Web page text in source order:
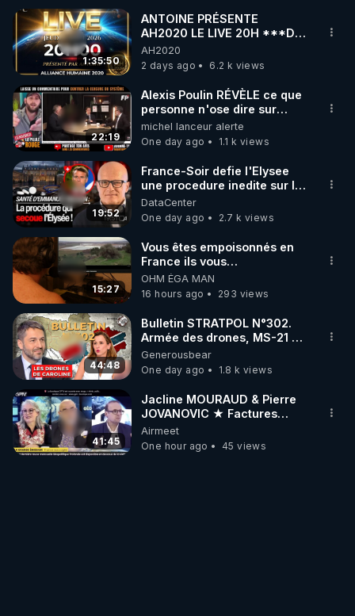
1:35:50
ANTOINE PRÉSENTE
AH2020 LE LIVE 20H ***DU
06/08/2026***
AH2020
2 days ago
6.2 k views
22:19
Alexis Poulin RÉVÈLE ce que
personne n'ose dire sur
l'Union européenne (C'est
explosif)
michel lanceur alerte
One day ago
1.1 k views
19:52
France-Soir defie l'Elysee
une procedure inedite sur la
sante du president - Nexus
DataCenter
One day ago
2.7 k views
15:27
Vous êtes empoisonnés en
France ils vous
empoisonnent tranquille
OHM ÉGA MAN
16 hours ago
293 views
44:48
Bulletin STRATPOL N°302.
Armée des drones, MS-21 en
série, missiles coréens.
07.08.2026.
Generousbear
One day ago
1.8 k views
41:45
Jacline MOURAUD & Pierre
JOVANOVIC ★ Factures
Impayées : Où Est Passé Le
Pognon ?
Airmeet
One hour ago
45 views